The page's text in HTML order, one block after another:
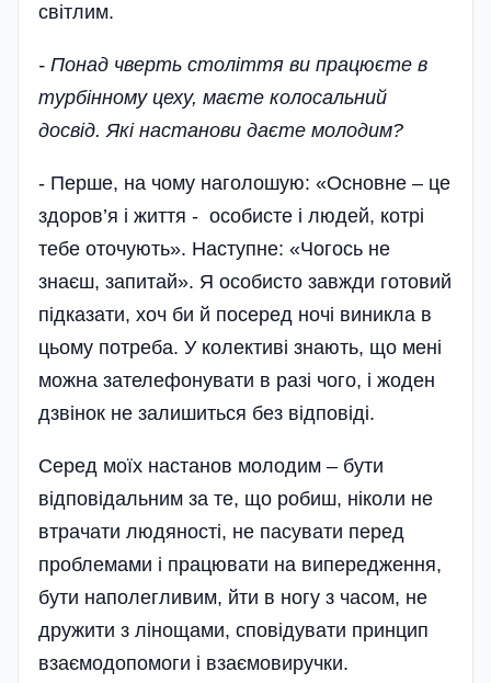
світлим.
- Понад чверть століття ви працюєте в
турбінному цеху, маєте колосальний
досвід. Які настанови даєте молодим?
- Перше, на чому наголошую: «Основне – це
здоров’я і життя - особисте і людей, котрі
тебе оточують». Наступне: «Чогось не
знаєш, запитай». Я особисто завжди готовий
підказати, хоч би й посеред ночі виникла в
цьому потреба. У колективі знають, що мені
можна зателефонувати в разі чого, і жоден
дзвінок не залишиться без відповіді.
Серед моїх настанов молодим – бути
відповідальним за те, що робиш, ніколи не
втрачати людяності, не пасувати перед
проблемами і працювати на випередження,
бути наполегливим, йти в ногу з часом, не
дружити з лінощами, сповідувати принцип
взаємодопомоги і взаємовиручки.